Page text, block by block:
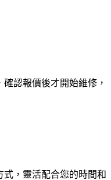
認報價後才開始維修，
，靈活配合您的時間和